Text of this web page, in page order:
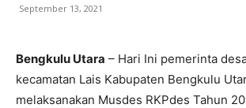
September 13, 2021
Bengkulu Utara – Hari Ini pemerinta
kecamatan Lais Kabupaten Bengkulu
melaksanakan Musdes RKPdes Tahun